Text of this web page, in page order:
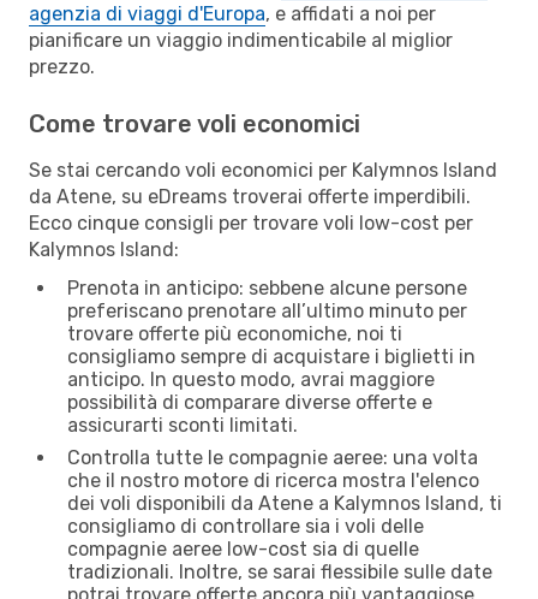
agenzia di viaggi d'Europa, e affidati a noi per
pianificare un viaggio indimenticabile al miglior
prezzo.
Come trovare voli economici
Se stai cercando voli economici per Kalymnos Island
da Atene, su eDreams troverai offerte imperdibili.
Ecco cinque consigli per trovare voli low-cost per
Kalymnos Island:
Prenota in anticipo: sebbene alcune persone
preferiscano prenotare all’ultimo minuto per
trovare offerte più economiche, noi ti
consigliamo sempre di acquistare i biglietti in
anticipo. In questo modo, avrai maggiore
possibilità di comparare diverse offerte e
assicurarti sconti limitati.
Controlla tutte le compagnie aeree: una volta
che il nostro motore di ricerca mostra l'elenco
dei voli disponibili da Atene a Kalymnos Island, ti
consigliamo di controllare sia i voli delle
compagnie aeree low-cost sia di quelle
tradizionali. Inoltre, se sarai flessibile sulle date